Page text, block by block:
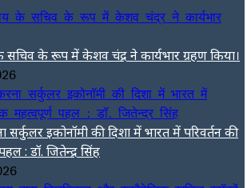
सचिव के रूप में केशव चंद्र ने कार्यभार ग्रहण किया।
इकोनॉमी की दिशा में भारत में परिवर्तन की
: डॉ. जितेन्द्र सिंह